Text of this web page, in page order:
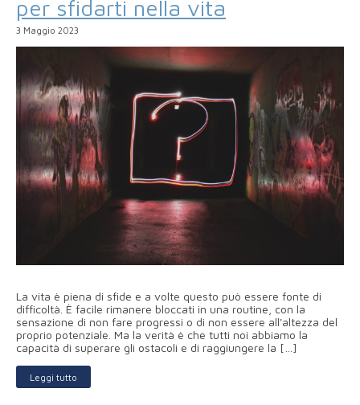
per sfidarti nella vita
3 Maggio 2023
La vita è piena di sfide e a volte questo può essere fonte di
difficoltà. È facile rimanere bloccati in una routine, con la
sensazione di non fare progressi o di non essere all'altezza del
proprio potenziale. Ma la verità è che tutti noi abbiamo la
capacità di superare gli ostacoli e di raggiungere la […]
Leggi tutto